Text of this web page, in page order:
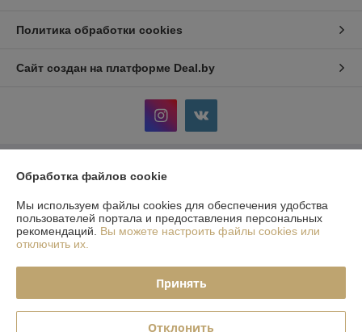
Политика обработки cookies
Сайт создан на платформе Deal.by
Информация для покупателя
Индивидуальный предприниматель:ИП Тишкевич Мария Ивановна
г. Минск, ул. Скрипникова 60-118
Регистрационный номер ЕГР: 600454179
УНП: 600454179
Регистрационный орган: Минский горисполком
Дата регистрации компании: 14.01.2020
Обработка файлов cookie
Мы используем файлы cookies для обеспечения удобства
пользователей портала и предоставления персональных
рекомендаций. Вы можете настроить файлы cookies или
отключить их.
Принять
Отклонить